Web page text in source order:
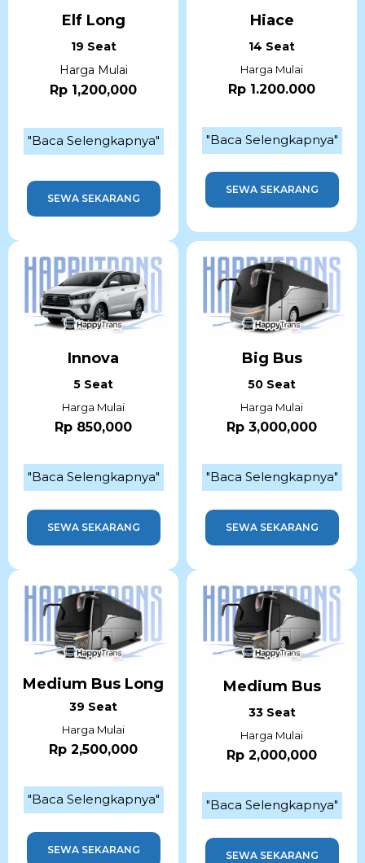
Elf Long
19 Seat
Harga Mulai
Rp 1,200,000
"Baca Selengkapnya"
SEWA SEKARANG
Hiace
14 Seat
Harga Mulai
Rp 1.200.000
"Baca Selengkapnya"
SEWA SEKARANG
Innova
5 Seat
Harga Mulai
Rp 850,000
"Baca Selengkapnya"
SEWA SEKARANG
Big Bus
50 Seat
Harga Mulai
Rp 3,000,000
"Baca Selengkapnya"
SEWA SEKARANG
Medium Bus Long
39 Seat
Harga Mulai
Rp 2,500,000
"Baca Selengkapnya"
SEWA SEKARANG
Medium Bus
33 Seat
Harga Mulai
Rp 2,000,000
"Baca Selengkapnya"
SEWA SEKARANG